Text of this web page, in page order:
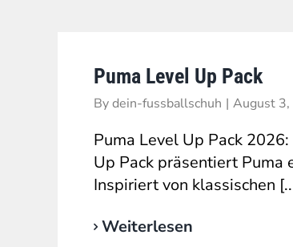
Puma Level Up Pack
Bydein-fussballschuh | August
Puma Level Up Pack
Up Pack präsentiert Puma
Inspiriert von klassischen
Weiterlesen